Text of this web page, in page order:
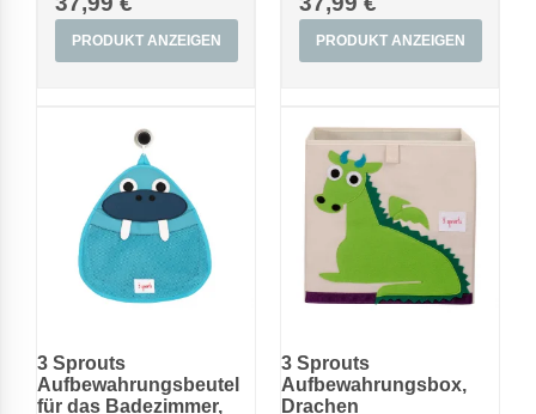
PRODUKT ANZEIGEN PRODUKT ANZEIGEN
3 Sprouts
Aufbewahrungsbeutel
für das Badezimmer,
3 Sprouts
Aufbewahrungsbox,
Drachen